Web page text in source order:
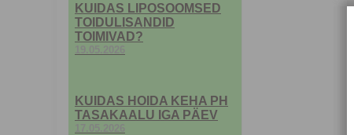
KUIDAS LIPOSOOMSED
TOIDULISANDID
TOIMIVAD?
19.05.2026
KUIDAS HOIDA KEHA PH
TASAKAALU IGA PÄEV
17.05.2026